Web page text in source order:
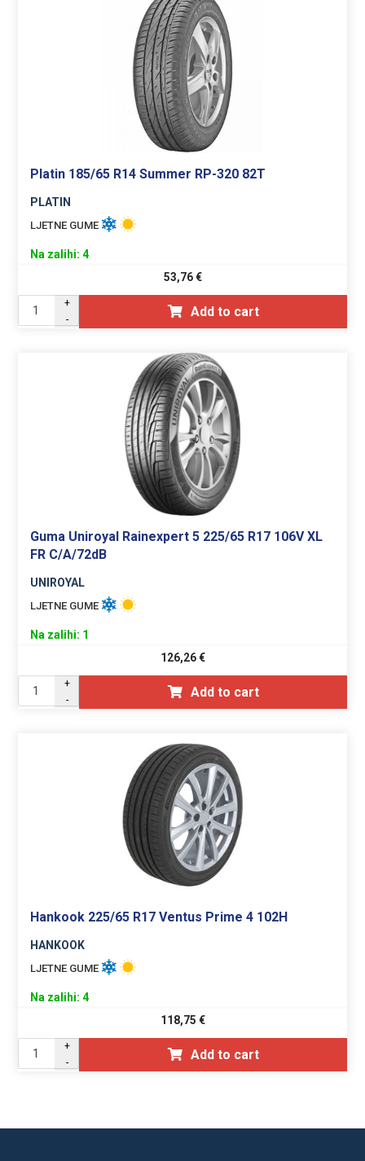
Platin 185/65 R14 Summer RP-320 82T
PLATIN
LJETNE GUME
Na zalihi: 4
53,76€
+
-
Add to cart
Guma Uniroyal Rainexpert 5 225/65 R17 106V XL
FR C/A/72dB
UNIROYAL
LJETNE GUME
Na zalihi: 1
126,26€
+
-
Add to cart
Hankook 225/65 R17 Ventus Prime 4 102H
HANKOOK
LJETNE GUME
Na zalihi: 4
118,75 €
+
-
Add to cart